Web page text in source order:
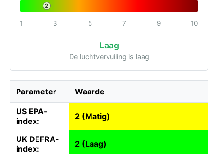
2
1 3 5 7 9 10
Laag
De luchtvervuiling is laag
Parameter Waarde
US EPA-
index:
2 (Matig)
UK DEFRA-
index:
2 (Laag)